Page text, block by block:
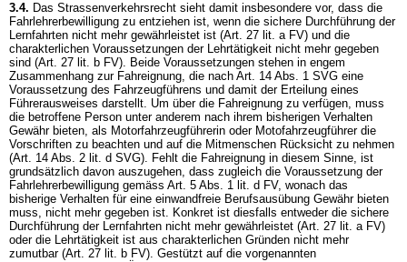
3.4. Das Strassenverkehrsrecht sieht damit insbesondere vor, dass die
Fahrlehrerbewilligung zu entziehen ist, wenn die sichere Durchführung der
Lernfahrten nicht mehr gewährleistet ist (Art. 27 lit. a FV) und die
charakterlichen Voraussetzungen der Lehrtätigkeit nicht mehr gegeben
sind (Art. 27 lit. b FV). Beide Voraussetzungen stehen in engem
Zusammenhang zur Fahreignung, die nach Art. 14 Abs. 1 SVG eine
Voraussetzung des Fahrzeugführens und damit der Erteilung eines
Führerausweises darstellt. Um über die Fahreignung zu verfügen, muss
die betroffene Person unter anderem nach ihrem bisherigen Verhalten
Gewähr bieten, als Motorfahrzeugführerin oder Motofahrzeugführer die
Vorschriften zu beachten und auf die Mitmenschen Rücksicht zu nehmen
(Art. 14 Abs. 2 lit. d SVG). Fehlt die Fahreignung in diesem Sinne, ist
grundsätzlich davon auszugehen, dass zugleich die Voraussetzung der
Fahrlehrerbewilligung gemäss Art. 5 Abs. 1 lit. d FV, wonach das
bisherige Verhalten für eine einwandfreie Berufsausübung Gewähr bieten
muss, nicht mehr gegeben ist. Konkret ist diesfalls entweder die sichere
Durchführung der Lernfahrten nicht mehr gewährleistet (Art. 27 lit. a FV)
oder die Lehrtätigkeit ist aus charakterlichen Gründen nicht mehr
zumutbar (Art. 27 lit. b FV). Gestützt auf die vorgenannten